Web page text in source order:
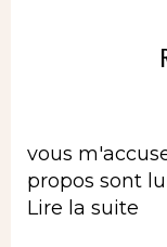
vous
propos sont
Lire la suite